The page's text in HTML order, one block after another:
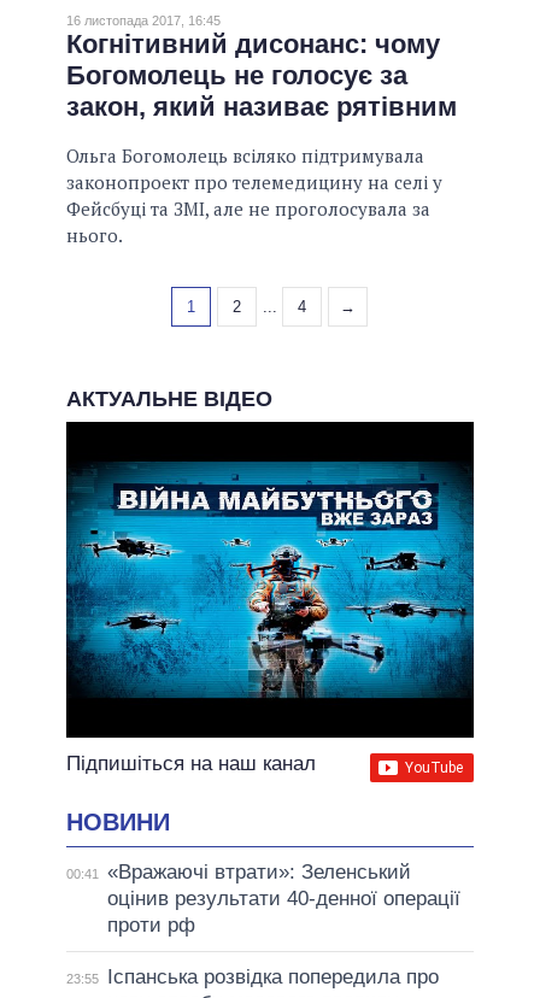
16 листопада 2017, 16:45
Когнітивний дисонанс: чому
Богомолець не голосує за
закон, який називає рятівним
Ольга Богомолець всіляко підтримувала
законопроект про телемедицину на селі у
Фейсбуці та ЗМІ, але не проголосувала за
нього.
1 2 ... 4 →
АКТУАЛЬНЕ ВІДЕО
Підпишіться на наш канал
НОВИНИ
00:41
«Вражаючі втрати»: Зеленський
оцінив результати 40-денної операції
проти рф
23:55
Іспанська розвідка попередила про